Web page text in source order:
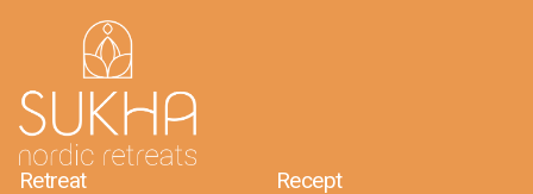
Retreat
Recept